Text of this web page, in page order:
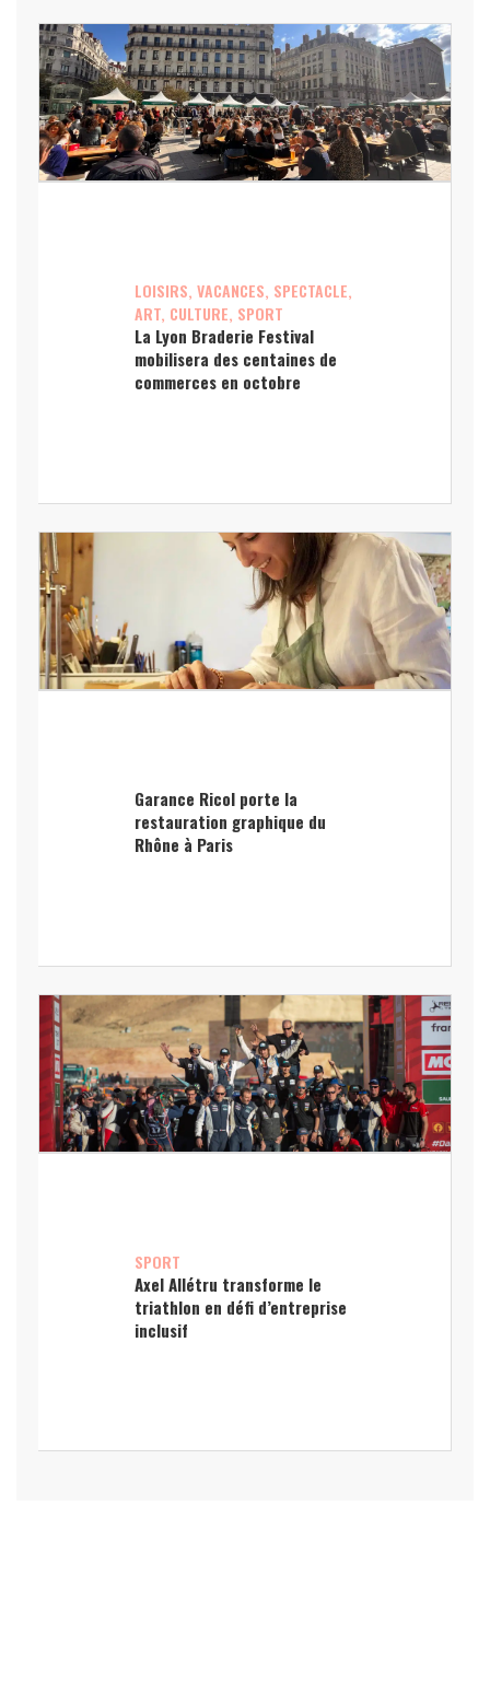
LOISIRS, VACANCES, SPECTACLE,
ART, CULTURE, SPORT
La Lyon Braderie Festival
mobilisera des centaines de
commerces en octobre
Garance Ricol porte la
restauration graphique du
Rhône à Paris
SPORT
Axel Allétru transforme le
triathlon en défi d’entreprise
inclusif